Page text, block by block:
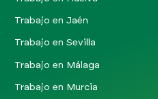
Trabajo en Jaén
Trabajo en Sevilla
Trabajo en Málaga
Trabajo en Murcia